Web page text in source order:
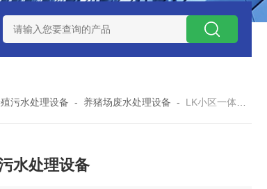
LK康复医院废水处理器设备 LK康复医院污水处理
污水处理设备 - 养猪场废水处理设备 - LK小区一体化污水处理设备
水处理设备